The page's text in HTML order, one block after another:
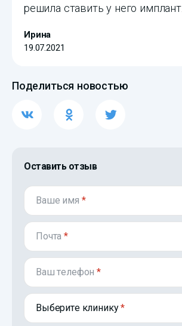
решила ставить у него имплант.
Ирина
19.07.2021
Поделиться новостью
Оставить отзыв
Ваше имя *
Почта*
Ваш телефон*
Выберите клинику